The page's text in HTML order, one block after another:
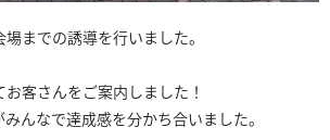
までの誘導を行いました。
客さんをご案内しました！
んなで達成感を分かち合いました。